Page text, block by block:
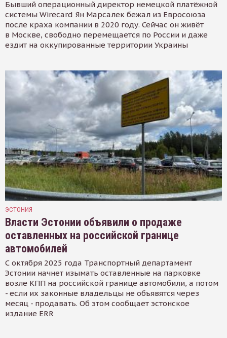
Бывший операционный директор немецкой платёжной
системы Wirecard Ян Марсалек бежал из Евросоюза
после краха компании в 2020 году. Сейчас он живёт
в Москве, свободно перемещается по России и даже
ездит на оккупированные территории Украины
ЭСТОНИЯ
Власти Эстонии объявили о продаже
оставленных на российской границе
автомобилей
С октября 2025 года Транспортный департамент
Эстонии начнет изымать оставленные на парковке
возле КПП на российской границе автомобили, а потом
- если их законные владельцы не объявятся через
месяц - продавать. Об этом сообщает эстонское
издание ERR